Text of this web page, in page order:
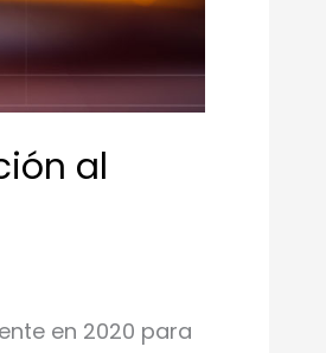
al
en 2020 para